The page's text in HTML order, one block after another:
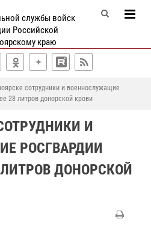
службы войск
Российской
краю
сотрудники и военнослужащие
28 литров донорской крови
И
РОСГВАРДИИ
ДОНОРСКОЙ